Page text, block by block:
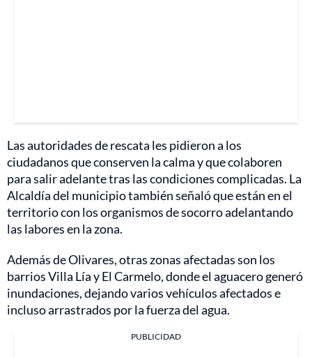
Las autoridades de rescata les pidieron a los
ciudadanos que conserven la calma y que colaboren
para salir adelante tras las condiciones complicadas. La
Alcaldía del municipio también señaló que están en el
territorio con los organismos de socorro adelantando
las labores en la zona.
Además de Olivares, otras zonas afectadas son los
barrios Villa Lía y El Carmelo, donde el aguacero generó
inundaciones, dejando varios vehículos afectados e
incluso arrastrados por la fuerza del agua.
PUBLICIDAD